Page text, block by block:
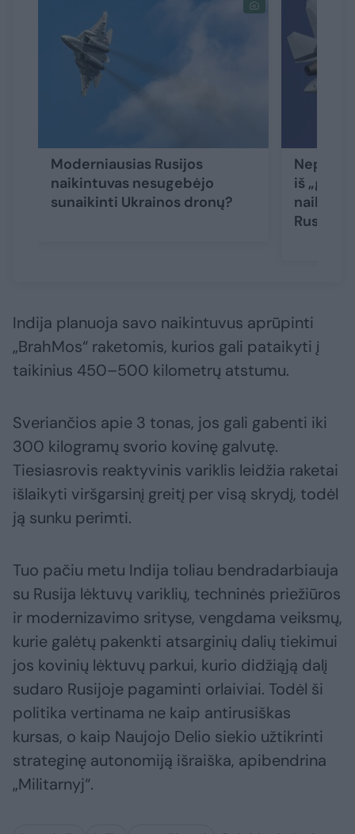
Moderniausias Rusijos
naikintuvas nesugebėjo
sunaikinti Ukrainos dronų?
iš
Rusijos
Indija planuoja savo naikintuvus aprūpinti
„BrahMos“ raketomis, kurios gali pataikyti į
taikinius 450–500 kilometrų atstumu.
Sveriančios apie 3 tonas, jos gali gabenti iki
300 kilogramų svorio kovinę galvutę.
Tiesiasrovis reaktyvinis variklis leidžia raketai
išlaikyti viršgarsinį greitį per visą skrydį, todėl
ją sunku perimti.
Tuo pačiu metu Indija toliau bendradarbiauja
su Rusija lėktuvų variklių, techninės priežiūros
ir modernizavimo srityse, vengdama veiksmų,
kurie galėtų pakenkti atsarginių dalių tiekimui
jos kovinių lėktuvų parkui, kurio didžiąją dalį
sudaro Rusijoje pagaminti orlaiviai. Todėl ši
politika vertinama ne kaip antirusiškas
kursas, o kaip Naujojo Delio siekio užtikrinti
strateginę autonomiją išraiška, apibendrina
„Militarnyj“.